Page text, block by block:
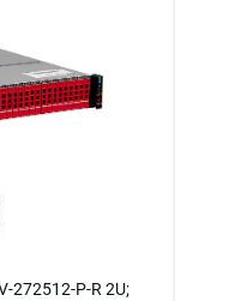
272512-P-R 2U;